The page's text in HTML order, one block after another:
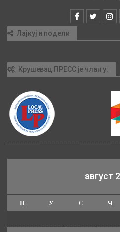
Лајкуј и подели
Крушевац ПРЕСС је члан у:
август
П У С Ч